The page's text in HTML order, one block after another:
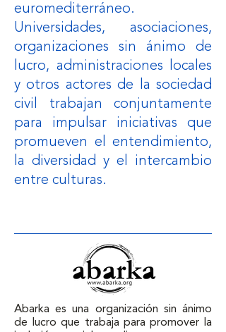
euromediterráneo.
Universidades, asociaciones,
organizaciones sin ánimo de
lucro, administraciones locales
y otros actores de la sociedad
civil trabajan conjuntamente
para impulsar iniciativas que
promueven el entendimiento,
la diversidad y el intercambio
entre culturas.
Abarka es una organización sin ánimo
de lucro que trabaja para promover la